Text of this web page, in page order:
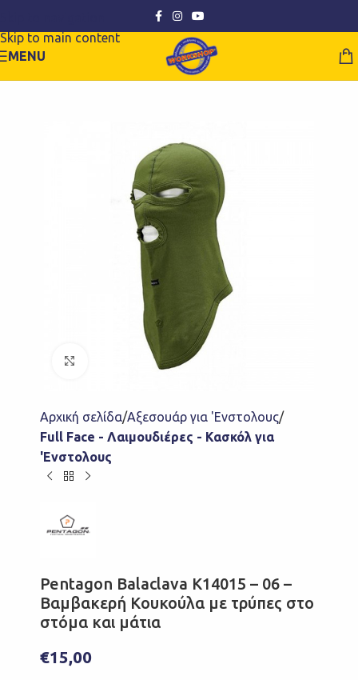
Skip to main content
MENU
Click to enlarge
Αρχική σελίδα Αξεσουάρ για 'Ενστολους
Full Face - Λαιμουδιέρες - Κασκόλ για
'Ενστολους
Pentagon Balaclava K14015 – 06 –
Βαμβακερή Κουκούλα με τρύπες στο
στόμα και μάτια
€15,00